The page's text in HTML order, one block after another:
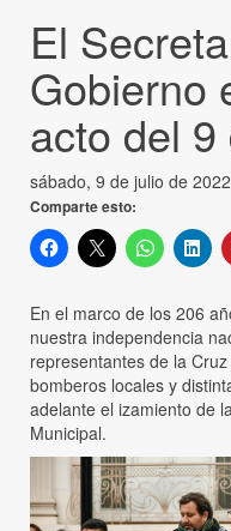
El
Gobierno
acto del
sábado, 9 de julio de 2022
Comparte esto:
En el marco de los 206
nuestra independencia
representantes de la
bomberos locales y
adelante el izamiento de
Municipal.